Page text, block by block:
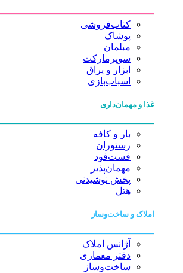
کتاب‌فروشی
پوشاک
مبلمان
سوپرمارکت
ابزار و یراق
اسباب‌بازی
غذا و مهمان‌داری
بار و کافه
رستوران
فست‌فود
مهمان‌پذیر
پخش نوشیدنی
هتل
املاک و ساخت‌وساز
آژانس املاک
دفتر معماری
ساخت‌وساز